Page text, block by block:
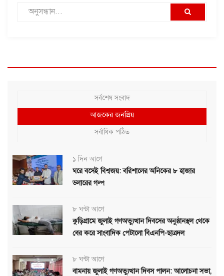
সর্বশেষ সংবাদ
আজকের জনপ্রিয়
সর্বাধিক পঠিত
১ দিন আগে
ঘরে বসেই বিশ্বজয়: বরিশালের অনিকের ৮ হাজার
ডলারের গল্প
৮ ঘন্টা আগে
কুড়িগ্রামে জুলাই গণঅভ্যুত্থান দিবসের অনুষ্ঠানস্থল থেকে
বের করে সাংবাদিক পেটালো বিএনপি-ছাত্রদল
৮ ঘন্টা আগে
বামনায় জুলাই গণঅভ্যুত্থান দিবস পালন: আলোচনা সভা,